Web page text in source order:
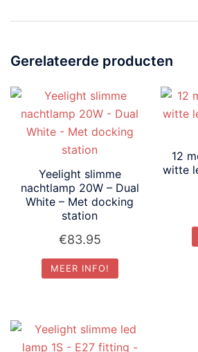
Gerelateerde producten
Yeelight slimme
nachtlamp 20W – Dual
White – Met docking
station
€83.95
MEER INFO!
12
witte